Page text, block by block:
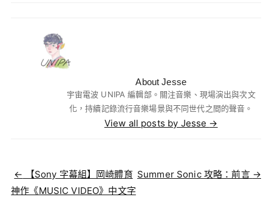
About Jesse
宇宙電波 UNIPA 編輯部。關注音樂、現場演出與次文
化，持續記錄流行音樂場景與不同世代之間的聲音。
View all posts by Jesse →
Post navigation
← 【Sony 字幕組】岡崎體育
神作《MUSIC VIDEO》中文字
Summer Sonic 攻略：前言 →